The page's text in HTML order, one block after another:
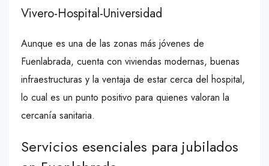
Vivero-Hospital-Universidad
Aunque es una de las zonas más jóvenes de
Fuenlabrada, cuenta con viviendas modernas, buenas
infraestructuras y la ventaja de estar cerca del hospital,
lo cual es un punto positivo para quienes valoran la
cercanía sanitaria.
Servicios esenciales para jubilados